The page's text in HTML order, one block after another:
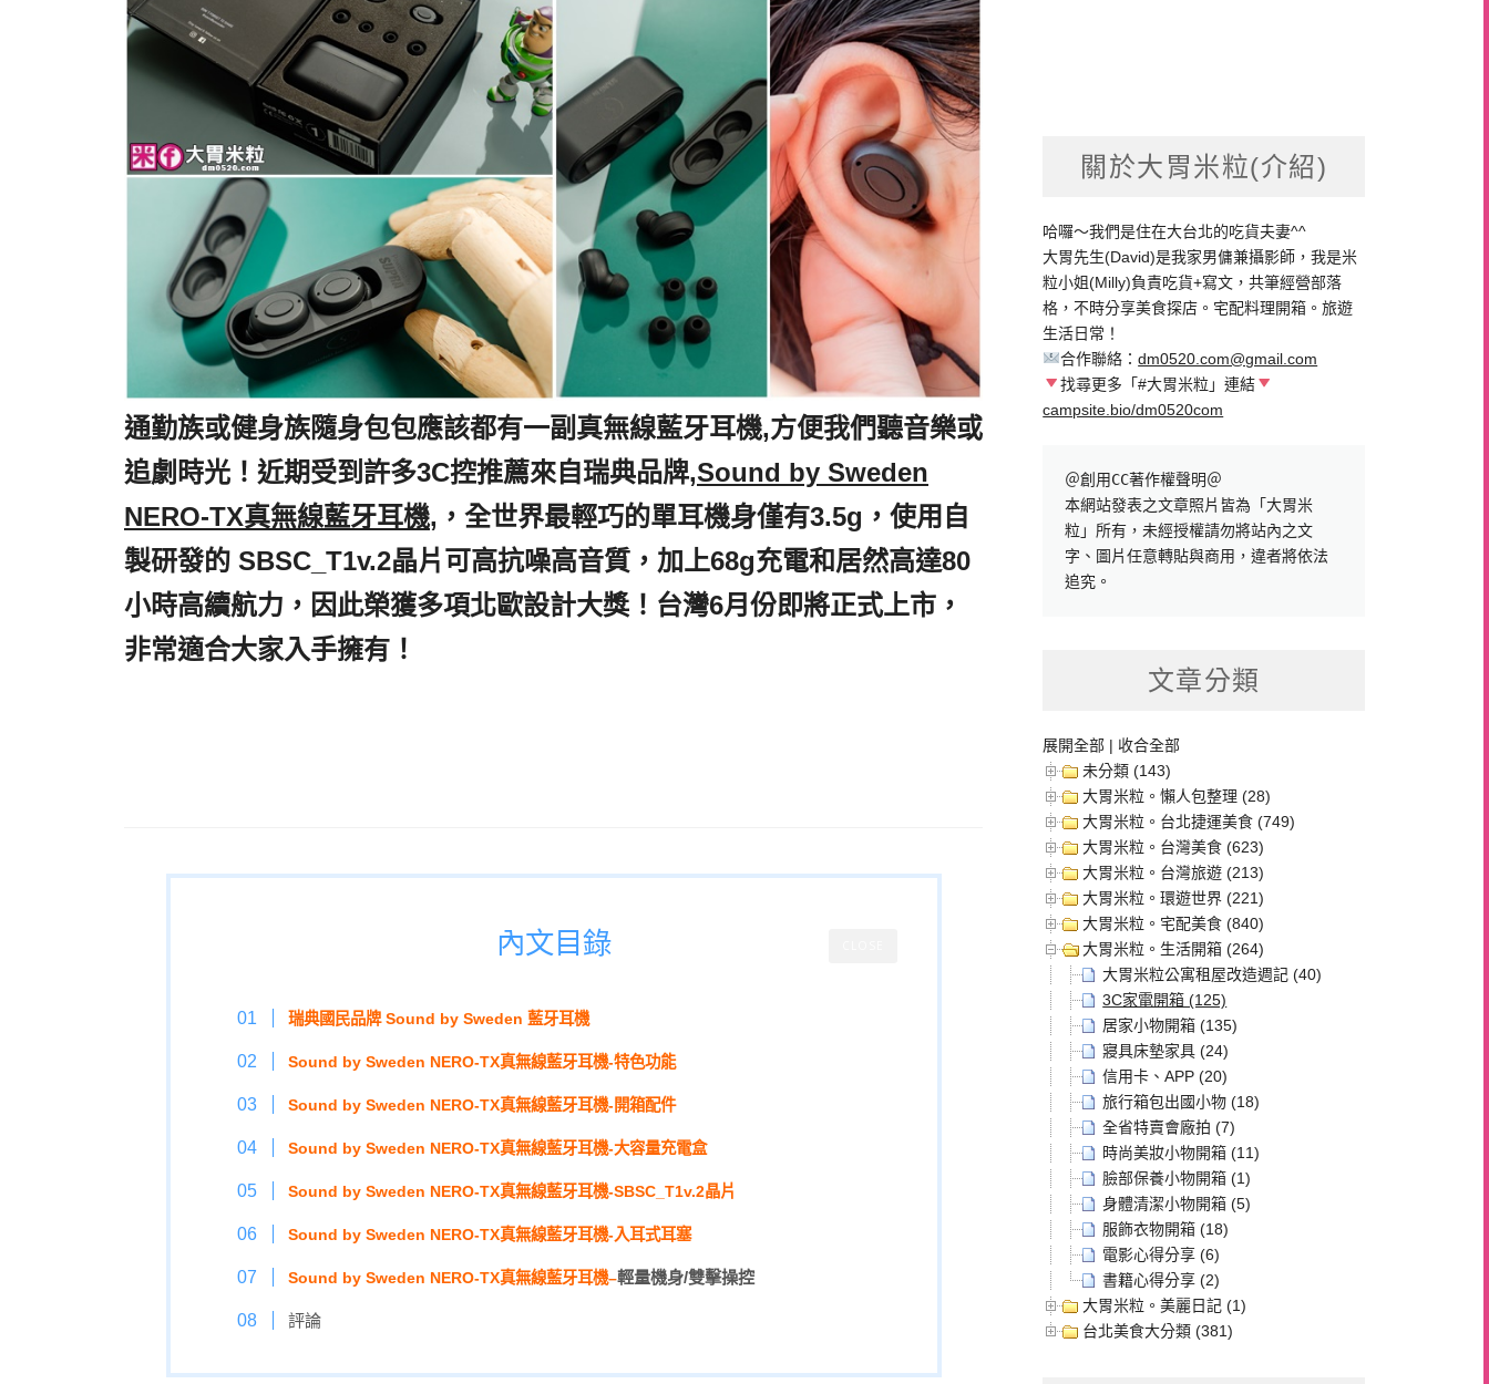
通勤族或健身族隨身包包應該都有一副真無線藍牙耳機,方便我們聽音樂或
追劇時光！近期受到許多3C控推薦來自瑞典品牌,Sound by Sweden
NERO-TX真無線藍牙耳機,，全世界最輕巧的單耳機身僅有3.5g，使用自
製研發的 SBSC_T1v.2晶片可高抗噪高音質，加上68g充電和居然高達80
小時高續航力，因此榮獲多項北歐設計大獎！台灣6月份即將正式上市，
非常適合大家入手擁有！
內文目錄
瑞典國民品牌 Sound by Sweden 藍牙耳機
Sound by Sweden NERO-TX真無線藍牙耳機-特色功能
Sound by Sweden NERO-TX真無線藍牙耳機-開箱配件
Sound by Sweden NERO-TX真無線藍牙耳機-大容量充電盒
Sound by Sweden NERO-TX真無線藍牙耳機-SBSC_T1v.2晶片
Sound by Sweden NERO-TX真無線藍牙耳機-入耳式耳塞
Sound by Sweden NERO-TX真無線藍牙耳機–輕量機身/雙擊操控
評論
關於大胃米粒(介紹)
哈囉～我們是住在大台北的吃貨夫妻^^
大胃先生(David)是我家男傭兼攝影師，我是米
粒小姐(Milly)負責吃貨+寫文，共筆經營部落
格，不時分享美食探店。宅配料理開箱。旅遊
生活日常！
合作聯絡：dm0520.com@gmail.com
找尋更多「#大胃米粒」連結
campsite.bio/dm0520com
＠創用CC著作權聲明＠
本網站發表之文章照片皆為「大胃米
粒」所有，未經授權請勿將站內之文
字、圖片任意轉貼與商用，違者將依法
追究。
文章分類
展開全部 | 收合全部
未分類 (143)
大胃米粒。懶人包整理 (28)
大胃米粒。台北捷運美食 (749)
大胃米粒。台灣美食 (623)
大胃米粒。台灣旅遊 (213)
大胃米粒。環遊世界 (221)
大胃米粒。宅配美食 (840)
大胃米粒。生活開箱 (264)
大胃米粒公寓租屋改造週記 (40)
3C家電開箱 (125)
居家小物開箱 (135)
寢具床墊家具 (24)
信用卡、APP (20)
旅行箱包出國小物 (18)
全省特賣會廠拍 (7)
時尚美妝小物開箱 (11)
臉部保養小物開箱 (1)
身體清潔小物開箱 (5)
服飾衣物開箱 (18)
電影心得分享 (6)
書籍心得分享 (2)
大胃米粒。美麗日記 (1)
台北美食大分類 (381)